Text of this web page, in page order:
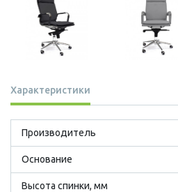
Характеристики
Производитель
Основание
Высота спинки, мм